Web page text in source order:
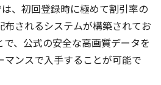
、初回登録時に極めて割引率の
されるシステムが構築されてお
、公式の安全な高画質データを
ンスで入手することが可能で